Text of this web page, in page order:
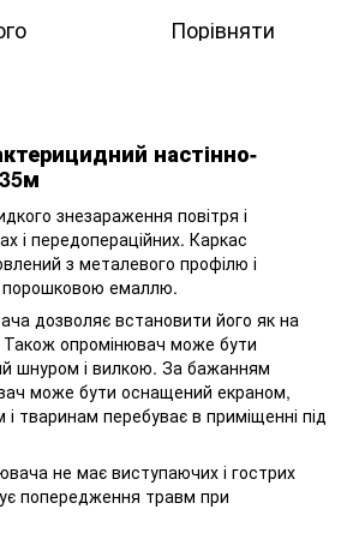
Порівняти
настінно-
знезараження повітря і
і передопераційних. Каркас
з металевого профілю і
емаллю.
дозволяє встановити його як на
Також опромінювач може бути
шнуром і вилкою. За бажанням
може бути оснащений екраном,
тваринам перебуває в приміщенні під
не має виступаючих і гострих
попередження травм при